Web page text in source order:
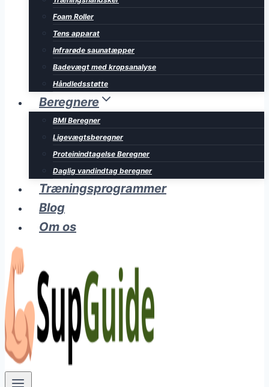
Foam Roller
Tens apparat
Infrarøde saunatæpper
Badevægt med kropsanalyse
Håndledsstøtte
Beregnere
BMI Beregner
Ligevægtsberegner
Proteinindtagelse Beregner
Daglig vandindtag beregner
Træningsprogrammer
Blog
Om os